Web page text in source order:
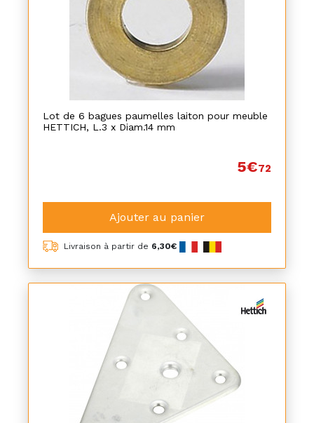
Lot de 6 bagues paumelles laiton pour meuble
HETTICH, L.3 x Diam.14 mm
5€72
Ajouter au panier
Livraison à partir de 6,30€